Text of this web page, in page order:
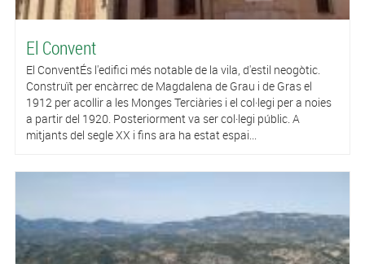
El Convent
El ConventÉs l'edifici més notable de la vila, d'estil neogòtic.
Construït per encàrrec de Magdalena de Grau i de Gras el
1912 per acollir a les Monges Terciàries i el col·legi per a noies
a partir del 1920. Posteriorment va ser col·legi públic. A
mitjants del segle XX i fins ara ha estat espai...